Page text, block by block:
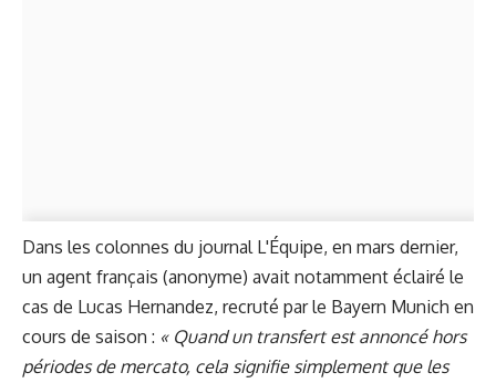
Dans les colonnes du journal L'Équipe, en mars dernier,
un agent français (anonyme) avait notamment éclairé le
cas de Lucas Hernandez, recruté par le Bayern Munich en
cours de saison : « Quand un transfert est annoncé hors
périodes de mercato, cela signifie simplement que les